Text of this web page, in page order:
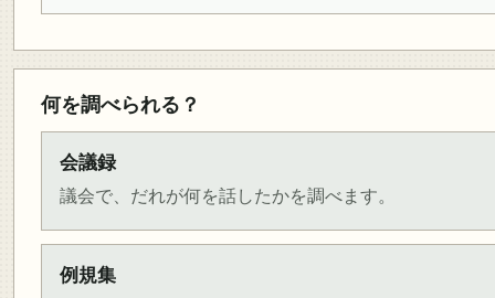
何を調べられる？
会議録
議会で、だれが何を話したかを調べます。
例規集